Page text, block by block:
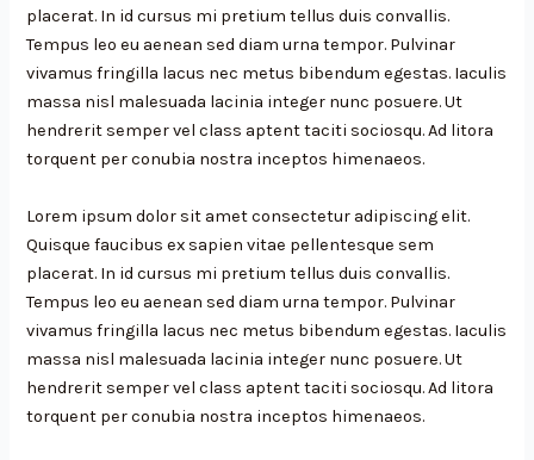
placerat. In id cursus mi pretium tellus duis convallis.
Tempus leo eu aenean sed diam urna tempor. Pulvinar
vivamus fringilla lacus nec metus bibendum egestas. Iaculis
massa nisl malesuada lacinia integer nunc posuere. Ut
hendrerit semper vel class aptent taciti sociosqu. Ad litora
torquent per conubia nostra inceptos himenaeos.
Lorem ipsum dolor sit amet consectetur adipiscing elit.
Quisque faucibus ex sapien vitae pellentesque sem
placerat. In id cursus mi pretium tellus duis convallis.
Tempus leo eu aenean sed diam urna tempor. Pulvinar
vivamus fringilla lacus nec metus bibendum egestas. Iaculis
massa nisl malesuada lacinia integer nunc posuere. Ut
hendrerit semper vel class aptent taciti sociosqu. Ad litora
torquent per conubia nostra inceptos himenaeos.